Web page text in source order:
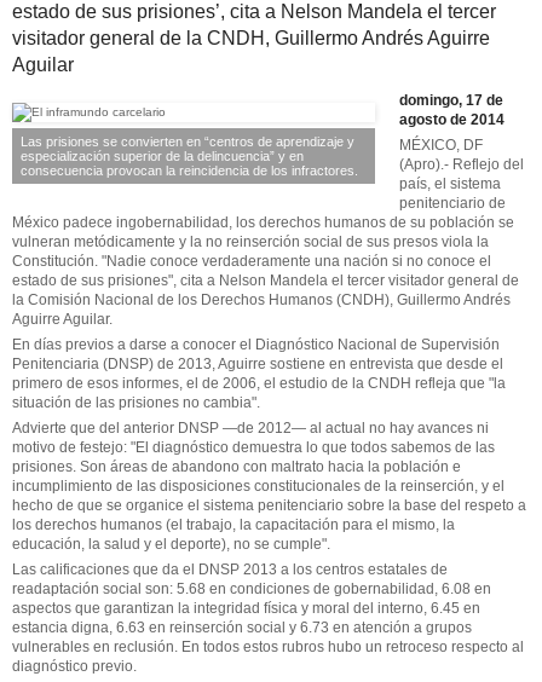
estado de sus prisiones’, cita a Nelson Mandela el tercer
visitador general de la CNDH, Guillermo Andrés Aguirre
Aguilar
Las prisiones se convierten en “centros de aprendizaje y
especialización superior de la delincuencia” y en
consecuencia provocan la reincidencia de los infractores.
domingo, 17 de
agosto de 2014
MÉXICO, DF
(Apro).- Reflejo del
país, el sistema
penitenciario de
México padece ingobernabilidad, los derechos humanos de su población se
vulneran metódicamente y la no reinserción social de sus presos viola la
Constitución. "Nadie conoce verdaderamente una nación si no conoce el
estado de sus prisiones", cita a Nelson Mandela el tercer visitador general de
la Comisión Nacional de los Derechos Humanos (CNDH), Guillermo Andrés
Aguirre Aguilar.
En días previos a darse a conocer el Diagnóstico Nacional de Supervisión
Penitenciaria (DNSP) de 2013, Aguirre sostiene en entrevista que desde el
primero de esos informes, el de 2006, el estudio de la CNDH refleja que "la
situación de las prisiones no cambia".
Advierte que del anterior DNSP —de 2012— al actual no hay avances ni
motivo de festejo: "El diagnóstico demuestra lo que todos sabemos de las
prisiones. Son áreas de abandono con maltrato hacia la población e
incumplimiento de las disposiciones constitucionales de la reinserción, y el
hecho de que se organice el sistema penitenciario sobre la base del respeto a
los derechos humanos (el trabajo, la capacitación para el mismo, la
educación, la salud y el deporte), no se cumple".
Las calificaciones que da el DNSP 2013 a los centros estatales de
readaptación social son: 5.68 en condiciones de gobernabilidad, 6.08 en
aspectos que garantizan la integridad física y moral del interno, 6.45 en
estancia digna, 6.63 en reinserción social y 6.73 en atención a grupos
vulnerables en reclusión. En todos estos rubros hubo un retroceso respecto al
diagnóstico previo.